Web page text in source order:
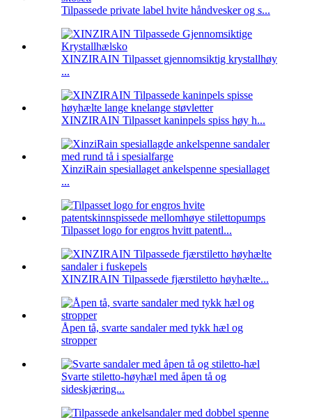
Tilpassede private label hvite håndvesker og s...
XINZIRAIN Tilpasset gjennomsiktig krystallhøy
...
XINZIRAIN Tilpasset kaninpels spiss høy h...
XinziRain spesiallaget ankelspenne spesiallaget
...
Tilpasset logo for engros hvitt patentl...
XINZIRAIN Tilpassede fjærstiletto høyhælte...
Åpen tå, svarte sandaler med tykk hæl og
stropper
Svarte stiletto-høyhæl med åpen tå og
sideskjæring...